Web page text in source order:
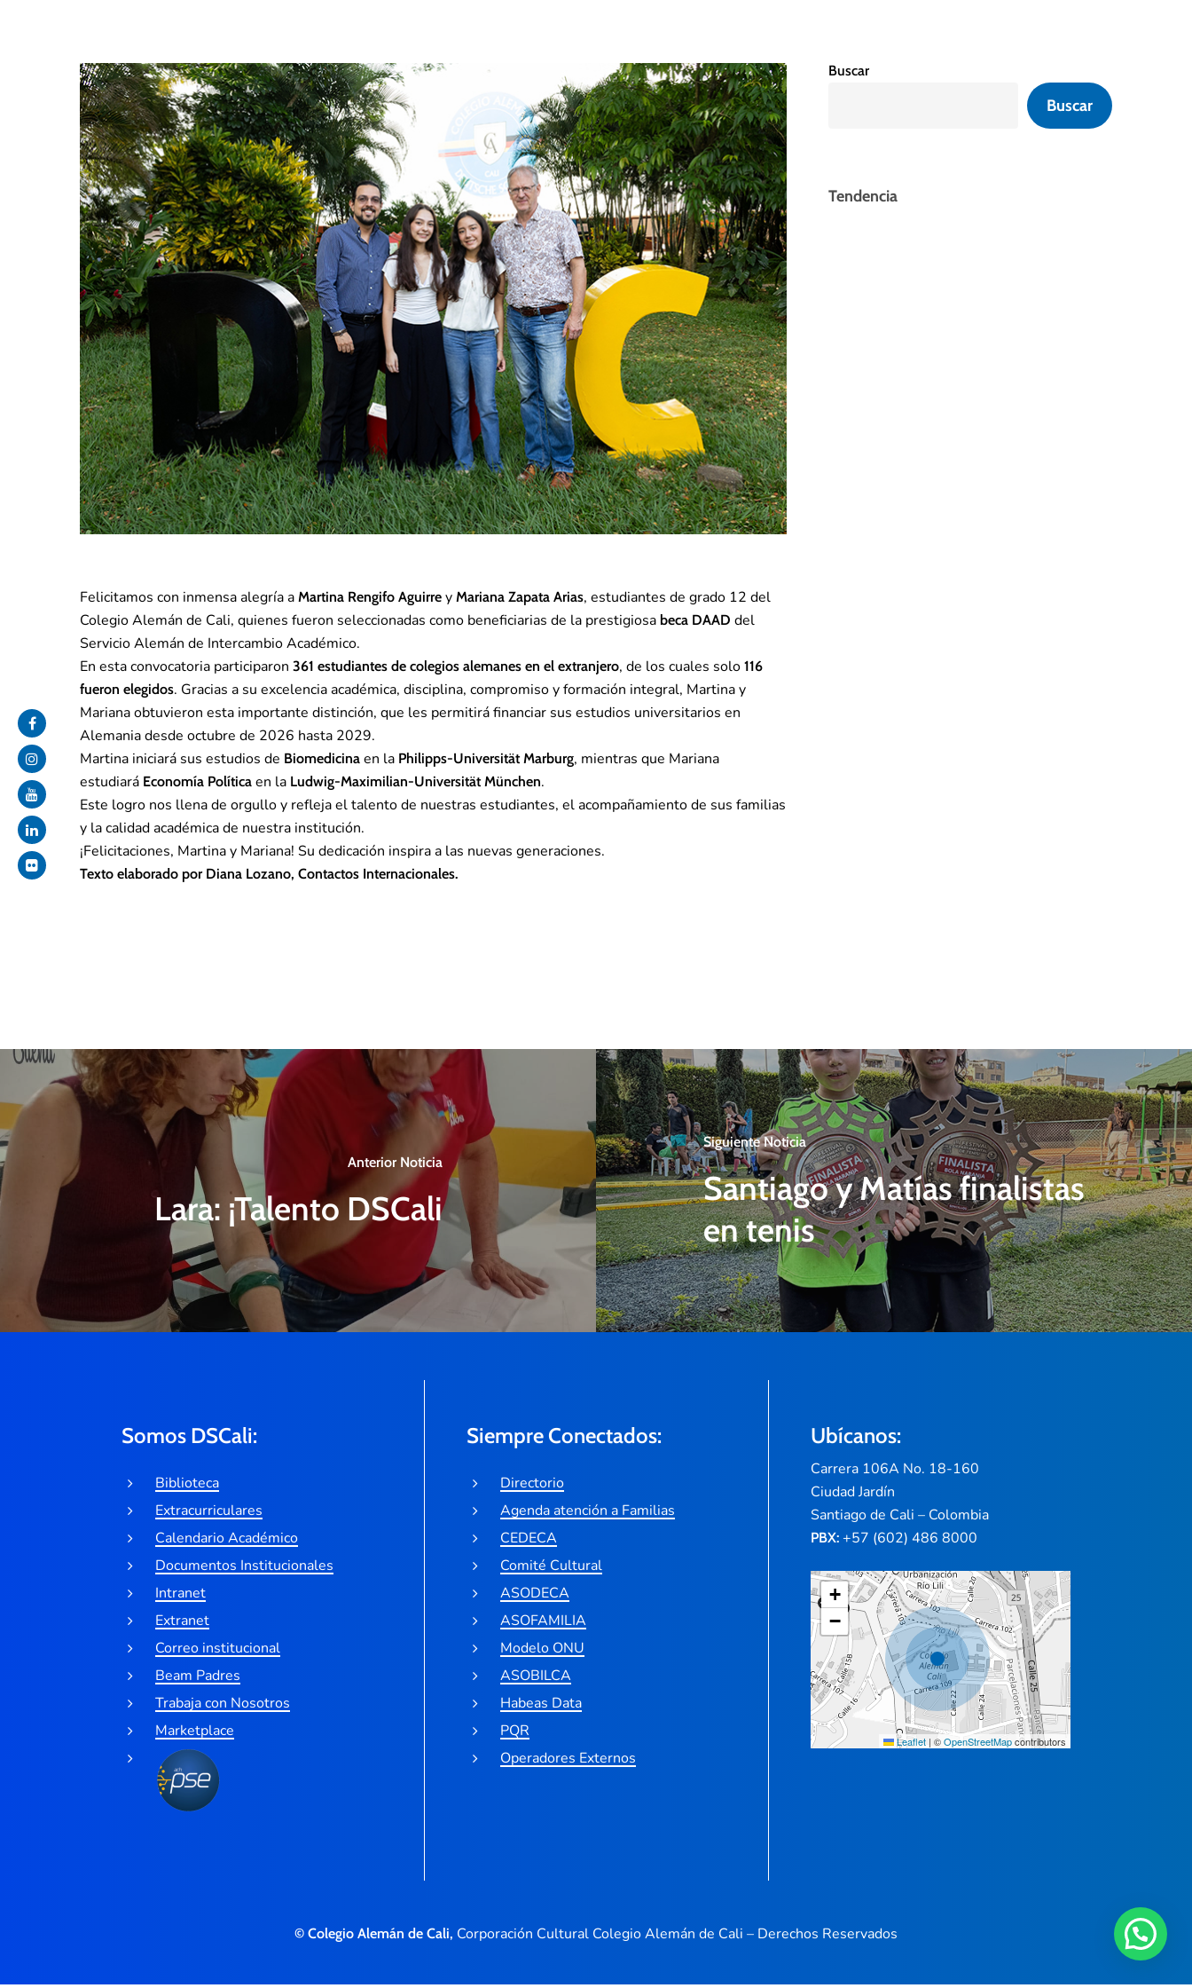
Felicitamos con inmensa alegría a Martina Rengifo Aguirre y Mariana Zapata Arias, estudiantes de grado 12 del
Colegio Alemán de Cali, quienes fueron seleccionadas como beneficiarias de la prestigiosa beca DAAD del
Servicio Alemán de Intercambio Académico.
En esta convocatoria participaron 361 estudiantes de colegios alemanes en el extranjero, de los cuales solo 116
fueron elegidos. Gracias a su excelencia académica, disciplina, compromiso y formación integral, Martina y
Mariana obtuvieron esta importante distinción, que les permitirá financiar sus estudios universitarios en
Alemania desde octubre de 2026 hasta 2029.
Martina iniciará sus estudios de Biomedicina en la Philipps-Universität Marburg, mientras que Mariana
estudiará Economía Política en la Ludwig-Maximilian-Universität München.
Este logro nos llena de orgullo y refleja el talento de nuestras estudiantes, el acompañamiento de sus familias
y la calidad académica de nuestra institución.
¡Felicitaciones, Martina y Mariana! Su dedicación inspira a las nuevas generaciones.
Texto elaborado por Diana Lozano, Contactos Internacionales.
Buscar
Buscar
Tendencia
Anterior Noticia
Lara: ¡Talento DSCali
Siguiente Noticia
Santiago y Matías finalistas
en tenis
Somos DSCali:
Biblioteca
Extracurriculares
Calendario Académico
Documentos Institucionales
Intranet
Extranet
Correo institucional
Beam Padres
Trabaja con Nosotros
Marketplace
Siempre Conectados:
Directorio
Agenda atención a Familias
CEDECA
Comité Cultural
ASODECA
ASOFAMILIA
Modelo ONU
ASOBILCA
Habeas Data
PQR
Operadores Externos
Ubícanos:
Carrera 106A No. 18-160
Ciudad Jardín
Santiago de Cali – Colombia
PBX:+57 (602) 486 8000
+
−
Leaflet | ©OpenStreetMapcontributors
© Colegio Alemán de Cali, Corporación Cultural Colegio Alemán de Cali – Derechos Reservados